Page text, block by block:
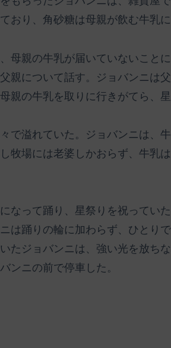
おり、角砂糖は母親が飲む牛乳
母親の牛乳が届いていないこと
親について話す。ジョバンニは
親の牛乳を取りに行きがてら、
で溢れていた。ジョバンニは、
牧場には老婆しかおらず、牛乳
なって踊り、星祭りを祝ってい
は踊りの輪に加わらず、ひとり
たジョバンニは、強い光を放ち
ンニの前で停車した。